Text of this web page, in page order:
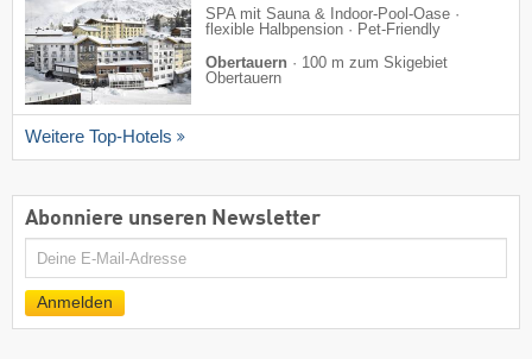
SPA mit Sauna & Indoor-Pool-Oase ·
flexible Halbpension · Pet-Friendly
Obertauern · 100 m zum Skigebiet
Obertauern
Weitere Top-Hotels
Abonniere unseren Newsletter
E-
Anmelden